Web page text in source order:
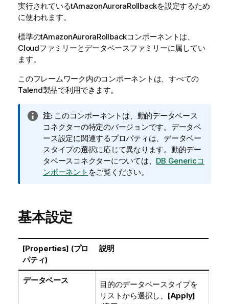
実行されているtAmazonAuroraRollbackを設定するため
に使われます。
標準のtAmazonAuroraRollbackコンポーネントは、
Cloudファミリーとデータベースファミリーに属してい
ます。
このフレームワーク内のコンポーネントは、すべての
Talend製品で利用できます。
情
報
メ
モ
注:このコンポーネントは、動的データベース
コネクターの特定のバージョンです。データベ
ース設定に関連するプロパティは、データベー
スタイプの選択に応じて異なります。動的デー
タベースコネクターについては、 DB Genericコ
ンポーネント をご覧ください。
基本設定
[Properties] (プロ
パティ)
説明
データベース
目的のデータベースタイプを
リストから選択し、 [Apply]